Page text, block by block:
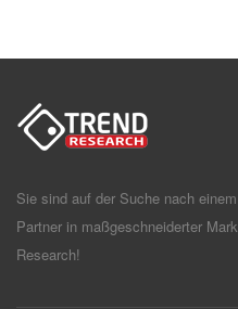
Sie sind auf der Suche nach
Partner in maßgeschneiderter
Research!